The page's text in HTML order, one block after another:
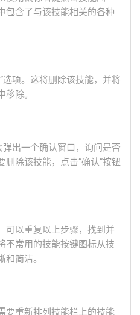
包含了与该技能相关的各种
选项。这将删除该技能，并将
除。
弹出一个确认窗口，询问是否
除该技能，点击“确认”按钮
可以重复以上步骤，找到并
不常用的技能按键图标从技
简洁。
要重新排列技能栏上的技能